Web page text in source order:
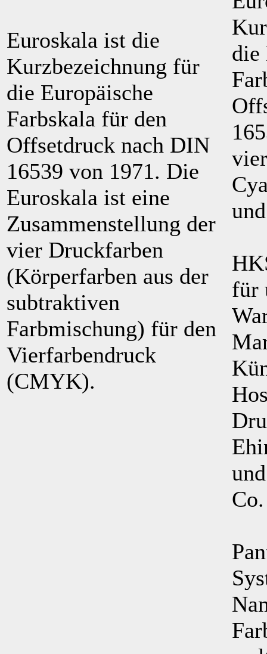
Euroskala ist die
Kurzbezeichnung für
die Europäische
Farbskala für den
Offsetdruck nach DIN
16539 von 1971. Die
Euroskala ist eine
Zusammenstellung der
vier Druckfarben
(Körperfarben aus der
subtraktiven
Farbmischung) für den
Vierfarbendruck
(CMYK).
die
für
Co.